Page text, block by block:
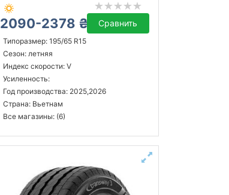
2090-2378 ₴ Сравнить
Типоразмер: 195/65 R15
Сезон: летняя
Индекс скорости: V
Усиленность:
Год производства: 2025,2026
Страна: Вьетнам
Все магазины: (6)